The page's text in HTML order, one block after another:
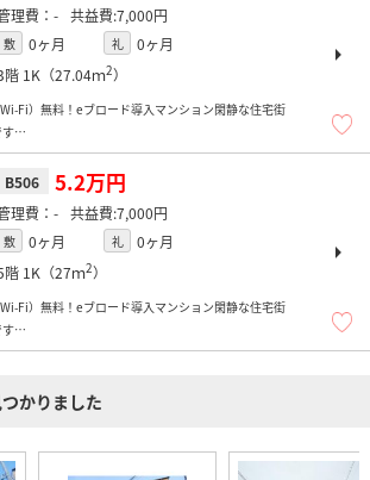
- 7,000円
敷 0ヶ月 礼
0ヶ月
階 1K（27.04ｍ2）
Fi）無料！eブロード導入マンション閑静な住宅街
数、商店街もあり便利ですよ！
B506 5.2万円
- 7,000円
敷 0ヶ月 礼
0ヶ月
階 1K（27ｍ2）
Fi）無料！eブロード導入マンション閑静な住宅街
かりました